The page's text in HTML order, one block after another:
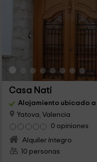
Casa Nati
Alojamiento ubicado a
Yatova, Valencia
0 opiniones
Alquiler íntegro
10 personas